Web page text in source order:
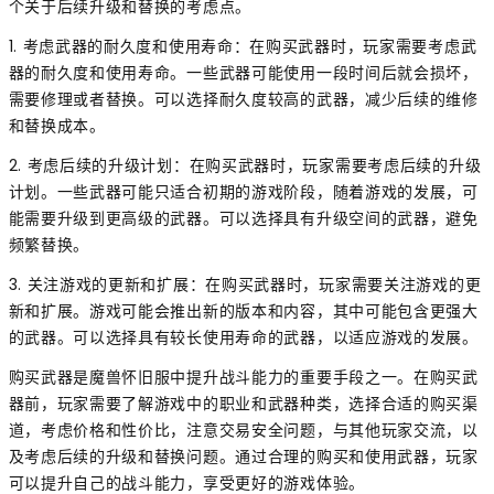
个关于后续升级和替换的考虑点。
1. 考虑武器的耐久度和使用寿命：在购买武器时，玩家需要考虑武
器的耐久度和使用寿命。一些武器可能使用一段时间后就会损坏，
需要修理或者替换。可以选择耐久度较高的武器，减少后续的维修
和替换成本。
2. 考虑后续的升级计划：在购买武器时，玩家需要考虑后续的升级
计划。一些武器可能只适合初期的游戏阶段，随着游戏的发展，可
能需要升级到更高级的武器。可以选择具有升级空间的武器，避免
频繁替换。
3. 关注游戏的更新和扩展：在购买武器时，玩家需要关注游戏的更
新和扩展。游戏可能会推出新的版本和内容，其中可能包含更强大
的武器。可以选择具有较长使用寿命的武器，以适应游戏的发展。
购买武器是魔兽怀旧服中提升战斗能力的重要手段之一。在购买武
器前，玩家需要了解游戏中的职业和武器种类，选择合适的购买渠
道，考虑价格和性价比，注意交易安全问题，与其他玩家交流，以
及考虑后续的升级和替换问题。通过合理的购买和使用武器，玩家
可以提升自己的战斗能力，享受更好的游戏体验。